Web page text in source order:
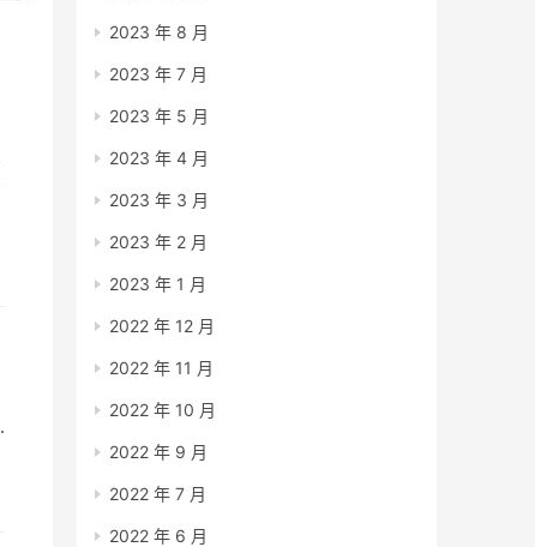
2023 年 8 月
2023 年 7 月
2023 年 5 月
2023 年 4 月
2023 年 3 月
2023 年 2 月
2023 年 1 月
2022 年 12 月
2022 年 11 月
2022 年 10 月
2022 年 9 月
2022 年 7 月
2022 年 6 月